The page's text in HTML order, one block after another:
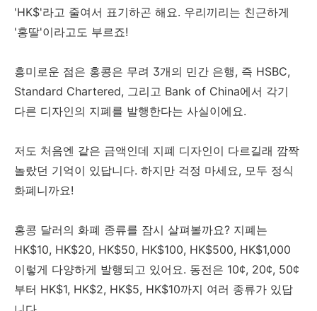
'HK$'라고 줄여서 표기하곤 해요. 우리끼리는 친근하게
'홍딸'이라고도 부르죠!
흥미로운 점은 홍콩은 무려 3개의 민간 은행, 즉 HSBC,
Standard Chartered, 그리고 Bank of China에서 각기
다른 디자인의 지폐를 발행한다는 사실이에요.
저도 처음엔 같은 금액인데 지폐 디자인이 다르길래 깜짝
놀랐던 기억이 있답니다. 하지만 걱정 마세요, 모두 정식
화폐니까요!
홍콩 달러의 화폐 종류를 잠시 살펴볼까요? 지폐는
HK$10, HK$20, HK$50, HK$100, HK$500, HK$1,000
이렇게 다양하게 발행되고 있어요. 동전은 10¢, 20¢, 50¢
부터 HK$1, HK$2, HK$5, HK$10까지 여러 종류가 있답